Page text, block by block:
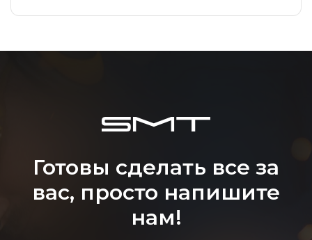
Готовы сделать все за
вас, просто напишите
нам!